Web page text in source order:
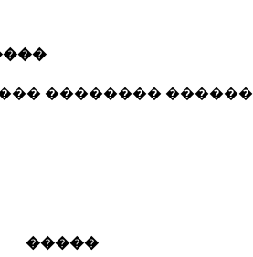
�������� ������
�����